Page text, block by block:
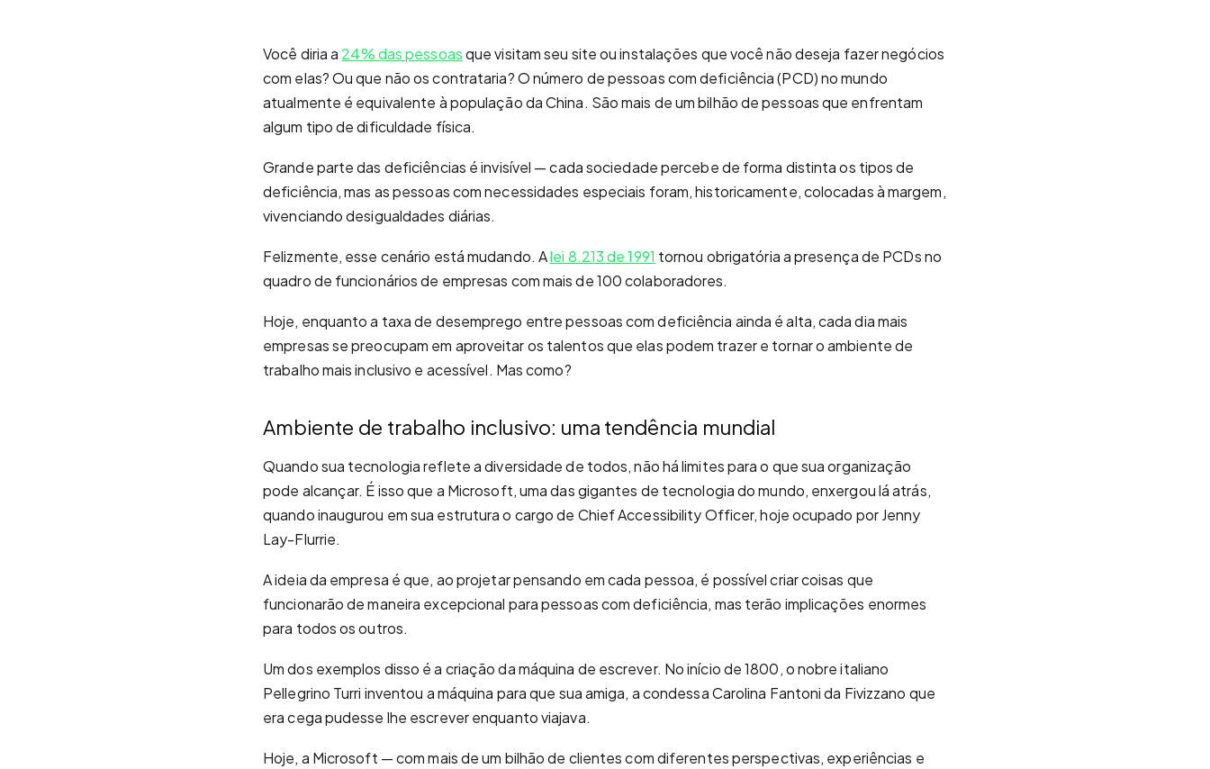
Você diria a 24% das pessoasque visitam seu site ou instalações que você não deseja fazer negócios
com elas? Ou que não os contrataria?O número de pessoas com deficiência (PCD) no mundo
atualmente é equivalente à população da China. São mais de um bilhão de pessoas que enfrentam
algum tipo de dificuldade física.
Grande parte das deficiências é invisível — cada sociedade percebe de forma distinta os tipos de
deficiência, mas as pessoas com necessidades especiais foram, historicamente, colocadas à margem,
vivenciando desigualdades diárias.
Felizmente, esse cenário está mudando. Alei 8.213 de 1991 tornou obrigatória a presença de PCDs no
quadro de funcionários de empresas com mais de 100 colaboradores.
Hoje, enquanto a taxa de desemprego entre pessoas com deficiência ainda é alta, cada dia mais
empresas se preocupam em aproveitar os talentos que elas podem trazer e tornar o ambiente de
trabalho mais inclusivo e acessível. Mas como?
Ambiente de trabalho inclusivo: uma tendência mundial
Quando sua tecnologia reflete a diversidade de todos, não há limites para o que sua organização
pode alcançar. É isso que a Microsoft, uma das gigantes de tecnologia do mundo, enxergou lá atrás,
quando inaugurou em sua estrutura o cargo de Chief Accessibility Officer, hoje ocupado por Jenny
Lay-Flurrie.
A ideia da empresa é que, ao projetar pensando em cada pessoa, é possível criar coisas que
funcionarão de maneira excepcional para pessoas com deficiência, mas terão implicações enormes
para todos os outros.
Um dos exemplos disso é a criação da máquina de escrever. No início de 1800, o nobre italiano
Pellegrino Turri inventou a máquina para que sua amiga, a condessa Carolina Fantoni da Fivizzano que
era cega pudesse lhe escrever enquanto viajava.
Hoje, a Microsoft — com mais de um bilhão de clientes com diferentes perspectivas, experiências e